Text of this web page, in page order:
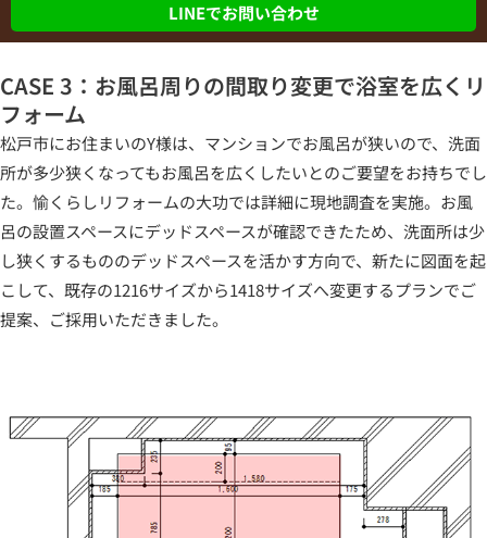
LINEでお問い合わせ
CASE 3：お風呂周りの間取り変更で浴室を広くリ
フォーム
松戸市にお住まいのY様は、マンションでお風呂が狭いので、洗面
所が多少狭くなってもお風呂を広くしたいとのご要望をお持ちでし
た。愉くらしリフォームの大功では詳細に現地調査を実施。お風
呂の設置スペースにデッドスペースが確認できたため、洗面所は少
し狭くするもののデッドスペースを活かす方向で、新たに図面を起
こして、既存の1216サイズから1418サイズへ変更するプランでご
提案、ご採用いただきました。